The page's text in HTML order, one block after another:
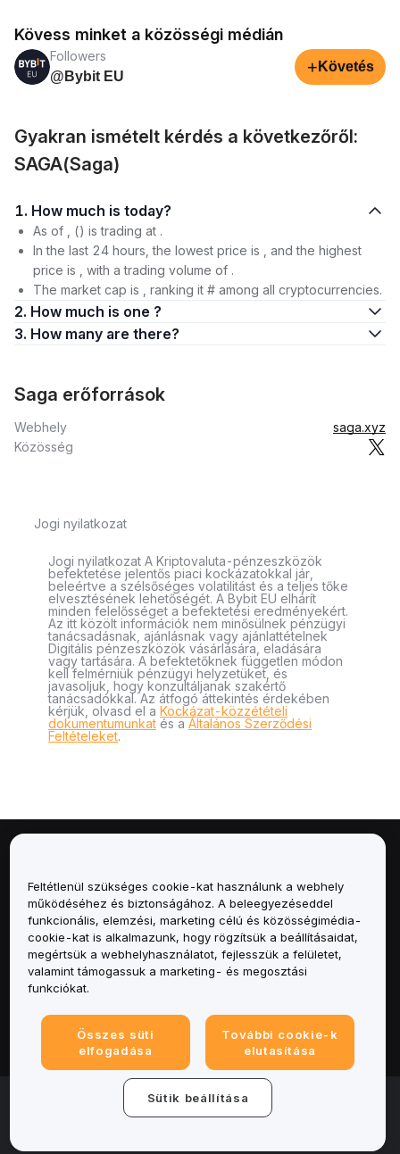
Kövess minket a közösségi médián
Followers
@Bybit EU
+ Követés
Gyakran ismételt kérdés a következőről:
SAGA(Saga)
1. How much is today?
As of , () is trading at .
In the last 24 hours, the lowest price is , and the highest
price is , with a trading volume of .
The market cap is , ranking it # among all cryptocurrencies.
2. How much is one ?
3. How many are there?
Saga erőforrások
Webhely
saga.xyz
Közösség
Jogi nyilatkozat
Jogi nyilatkozat A Kriptovaluta-pénzeszközök
befektetése jelentős piaci kockázatokkal jár,
beleértve a szélsőséges volatilitást és a teljes tőke
elvesztésének lehetőségét. A Bybit EU elhárít
minden felelősséget a befektetési eredményekért.
Az itt közölt információk nem minősülnek pénzügyi
tanácsadásnak, ajánlásnak vagy ajánlattételnek
Digitális pénzeszközök vásárlására, eladására
vagy tartására. A befektetőknek független módon
kell felmérniük pénzügyi helyzetüket, és
javasoljuk, hogy konzultáljanak szakértő
tanácsadókkal. Az átfogó áttekintés érdekében
kérjük, olvasd el a Kockázat-közzétételi
dokumentumunkat és a Általános Szerződési
Feltételeket.
Szolgáltatások
Támogatás
Termékek
© 2025-2026 Bybit.eu. All rights reserved.
Feltétlenül szükséges cookie-kat használunk a webhely
működéséhez és biztonságához. A beleegyezéseddel
funkcionális, elemzési, marketing célú és közösségimédia-
cookie-kat is alkalmazunk, hogy rögzítsük a beállításaidat,
megértsük a webhelyhasználatot, fejlesszük a felületet,
valamint támogassuk a marketing- és megosztási
funkciókat.
Összes süti
elfogadása
További cookie-k
elutasítása
Sütik beállítása